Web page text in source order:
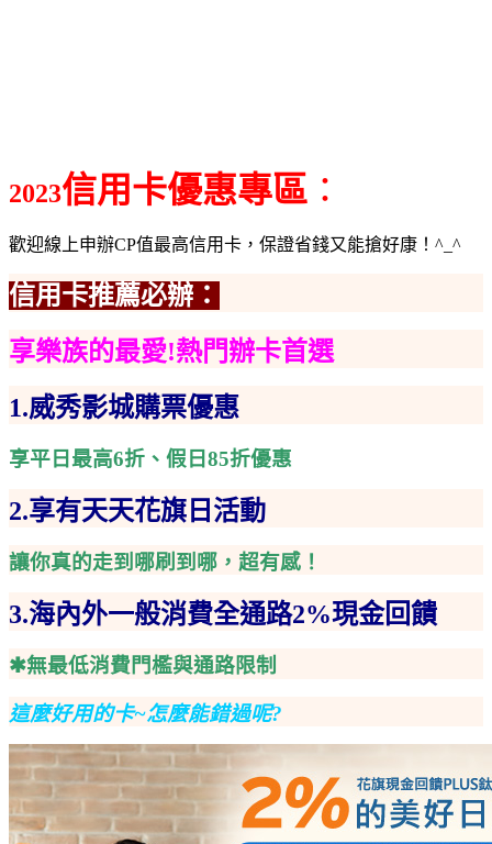
2023信用卡優惠專區 ：
歡迎線上申辦CP值最高信用卡，保證省錢又能搶好康！^_^
信用卡推薦必辦：
享樂族的最愛!熱門辦卡首選
1.威秀影城購票優惠
享平日最高6折、假日85折優惠
2.享有天天花旗日活動
讓你真的走到哪刷到哪，超有感！
3.海內外一般消費全通路2%現金回饋
✱無最低消費門檻與通路限制
這麼好用的卡~怎麼能錯過呢?